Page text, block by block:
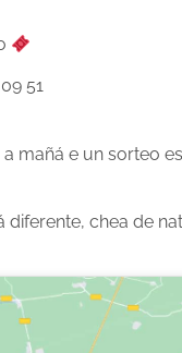
51
mañá e un sorteo
chea de